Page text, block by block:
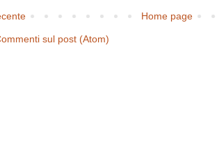
Home page
sul post (Atom)